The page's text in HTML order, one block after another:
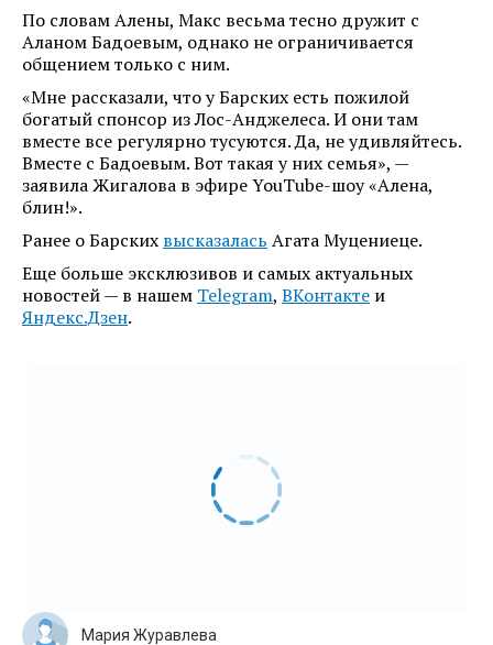
По словам Алены, Макс весьма тесно дружит с
Аланом Бадоевым, однако не ограничивается
общением только с ним.
«Мне рассказали, что у Барских есть пожилой
богатый спонсор из Лос-Анджелеса. И они там
вместе все регулярно тусуются. Да, не удивляйтесь.
Вместе с Бадоевым. Вот такая у них семья», —
заявила Жигалова в эфире YouTube-шоу «Алена,
блин!».
Ранее о Барских высказалась Агата Муцениеце.
Еще больше эксклюзивов и самых актуальных
новостей — в нашем Telegram, ВКонтакте и
Яндекс.Дзен.
Мария Журавлева